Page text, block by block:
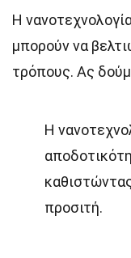
Η
μπορούν να
τρόπους. Ας
Η
προσιτή.